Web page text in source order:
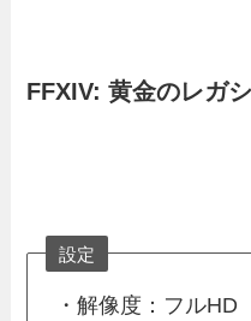
FFXIV: 黄金のレガ
設定
・解像度：フルHD